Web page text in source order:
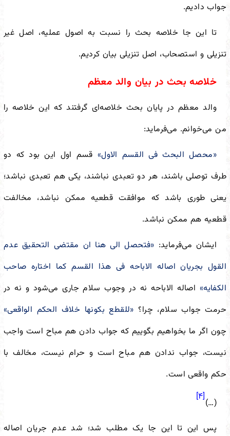
جواب دادیم.
تا این جا خلاصه بحث را نسبت به اصول عملیه، اصل غیر
تنزیلی و استصحاب، اصل تنزیلی بیان کردیم.
خلاصه بحث در بیان والد معظم
والد معظم در پایان بحث خلاصه‌ای گرفتند که این خلاصه را
من می‌خوانم. می‌فرماید:
«محصل البحث فی القسم الاول» قسم اول این بود که دو
طرف توصلی باشند، هر دو تعبدی نباشند، یکی هم تعبدی نباشد؛
یعنی طوری باشد که موافقت قطعیه ممکن نباشد، مخالفت
قطعیه هم ممکن نباشد.
ایشان می‌فرماید: «فتحصل الی هنا ان مقتضی التحقیق عدم
القول بجریان اصاله الاباحه فی هذا القسم کما اختاره صاحب
الکفایه» اصاله الاباحه نه در وجوب سلام جاری می‌شود و نه در
حرمت جواب سلام، چرا؟ «للقطع بکونها خلاف الحکم الواقعی»
چون اگر ما بخواهیم بگوییم که جواب دادن هم مباح است واجب
نیست، جواب ندادن هم مباح است و حرام نیست، مخالف با
حکم واقعی است.
(…)
[۴]
پس این تا این جا یک مطلب شد؛ شد عدم جریان اصاله